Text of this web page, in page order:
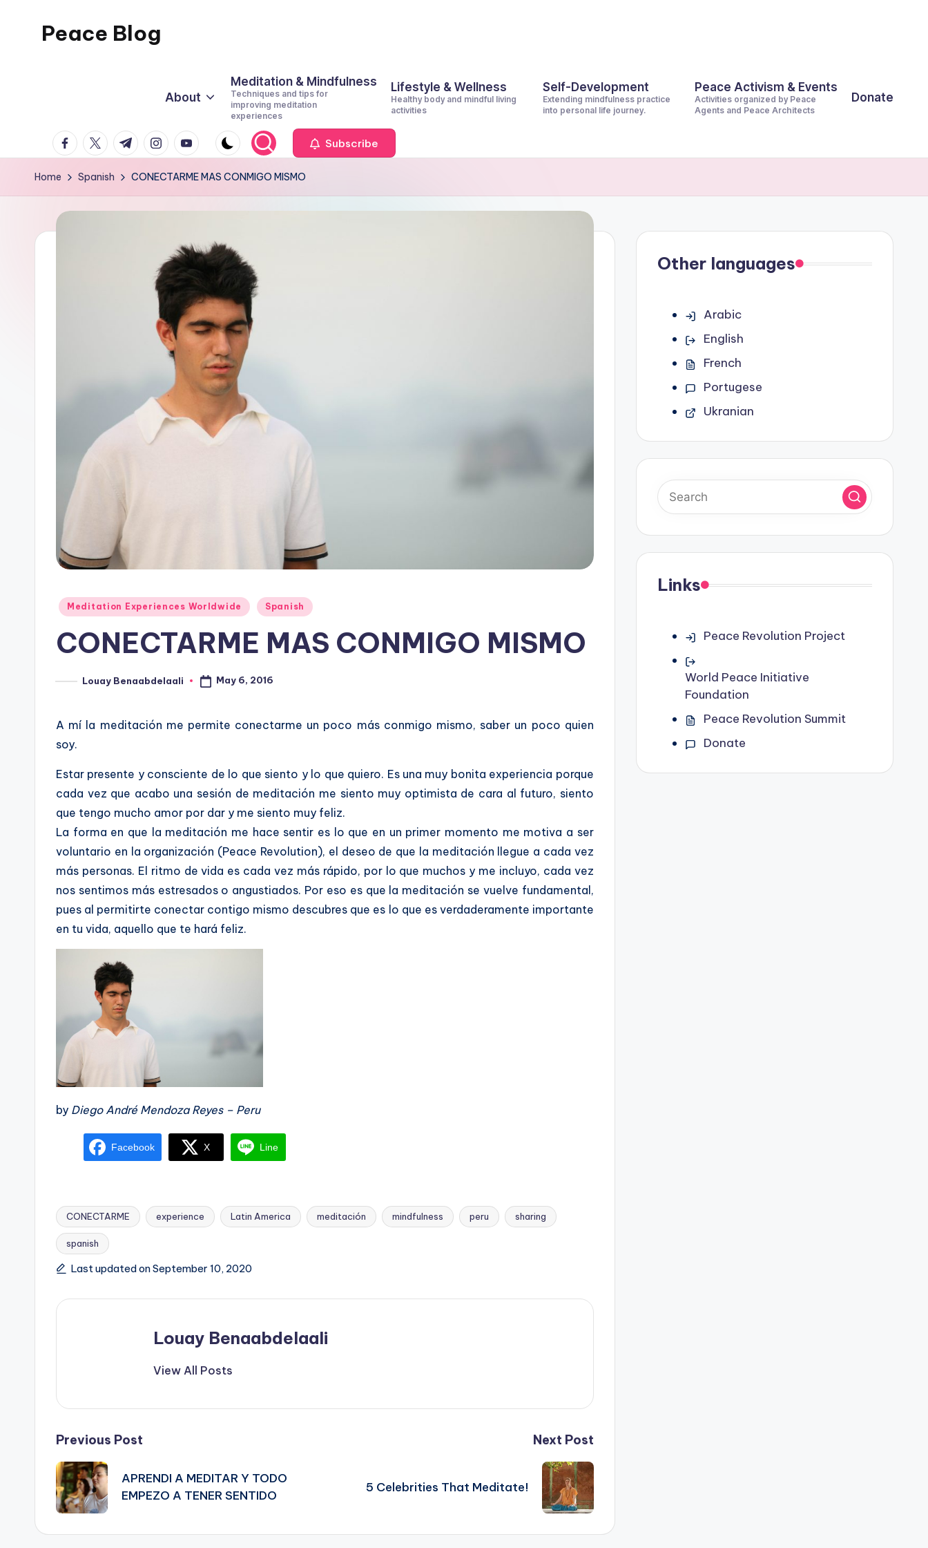
Peace Blog
This
About
Meditation & Mindfulness
Techniques and tips for
improving meditation
experiences
Lifestyle & Wellness
Healthy body and mindful living
activities
Self-Development
Extending mindfulness practice
into personal life journey.
Peace Activism & Events
Activities organized by Peace
Agents and Peace Architects
Donate
facebook.com
twitter.com
t.me instagram.com
youtube.com Subscribe
Home Spanish CONECTARME MAS CONMIGO MISMO
Posted
Meditation Experiences Worldwide Spanish
CONECTARME MAS CONMIGO MISMO
PostedLouay Benaabdelaali May 6, 2016
A mí la meditación me permite conectarme un poco más conmigo mismo, saber un poco quien
soy.
Estar presente y consciente de lo que siento y lo que quiero. Es una muy bonita experiencia porque
cada vez que acabo una sesión de meditación me siento muy optimista de cara al futuro, siento
que tengo mucho amor por dar y me siento muy feliz.
La forma en que la meditación me hace sentir es lo que en un primer momento me motiva a ser
voluntario en la organización (Peace Revolution), el deseo de que la meditación llegue a cada vez
más personas. El ritmo de vida es cada vez más rápido, por lo que muchos y me incluyo, cada vez
nos sentimos más estresados o angustiados. Por eso es que la meditación se vuelve fundamental,
pues al permitirte conectar contigo mismo descubres que es lo que es verdaderamente importante
en tu vida, aquello que te hará feliz.
by Diego André Mendoza Reyes – Peru
Facebook X Line
Tags:
CONECTARME experience Latin America meditación mindfulness peru sharing
spanish
Last updated on September 10, 2020
Louay Benaabdelaali
View All Posts
Post
navigation
Previous Post
APRENDI A MEDITAR Y TODO
EMPEZO A TENER SENTIDO
Next Post
5 Celebrities That Meditate!
Other languages
Arabic
English
French
Portugese
Ukranian
Links
Peace Revolution Project
World Peace Initiative
Foundation
Peace Revolution Summit
Donate